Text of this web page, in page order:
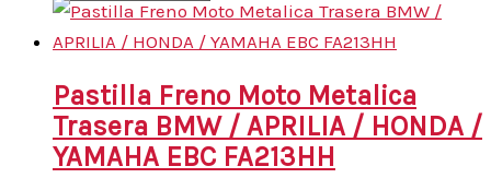
Pastilla Freno Moto Metalica
Trasera BMW / APRILIA / HONDA /
YAMAHA EBC FA213HH